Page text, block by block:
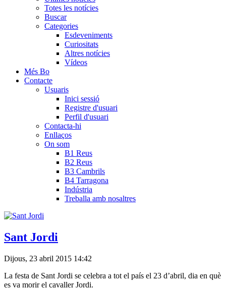
Totes les notícies
Buscar
Categories
Esdeveniments
Curiositats
Altres notícies
Vídeos
Més Bo
Contacte
Usuaris
Inici sessió
Registre d'usuari
Perfil d'usuari
Contacta-hi
Enllaços
On som
B1 Reus
B2 Reus
B3 Cambrils
B4 Tarragona
Indústria
Treballa amb nosaltres
Sant Jordi
Dijous, 23 abril 2015 14:42
La festa de Sant Jordi se celebra a tot el país el 23 d’abril, dia en què
es va morir el cavaller Jordi.